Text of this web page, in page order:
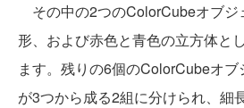
その中の2つのColorCubeオブジ
形、および赤色と青色の立方体と
ます。残りの6個のColorCubeオ
が3つから成る2組に分けられ、細